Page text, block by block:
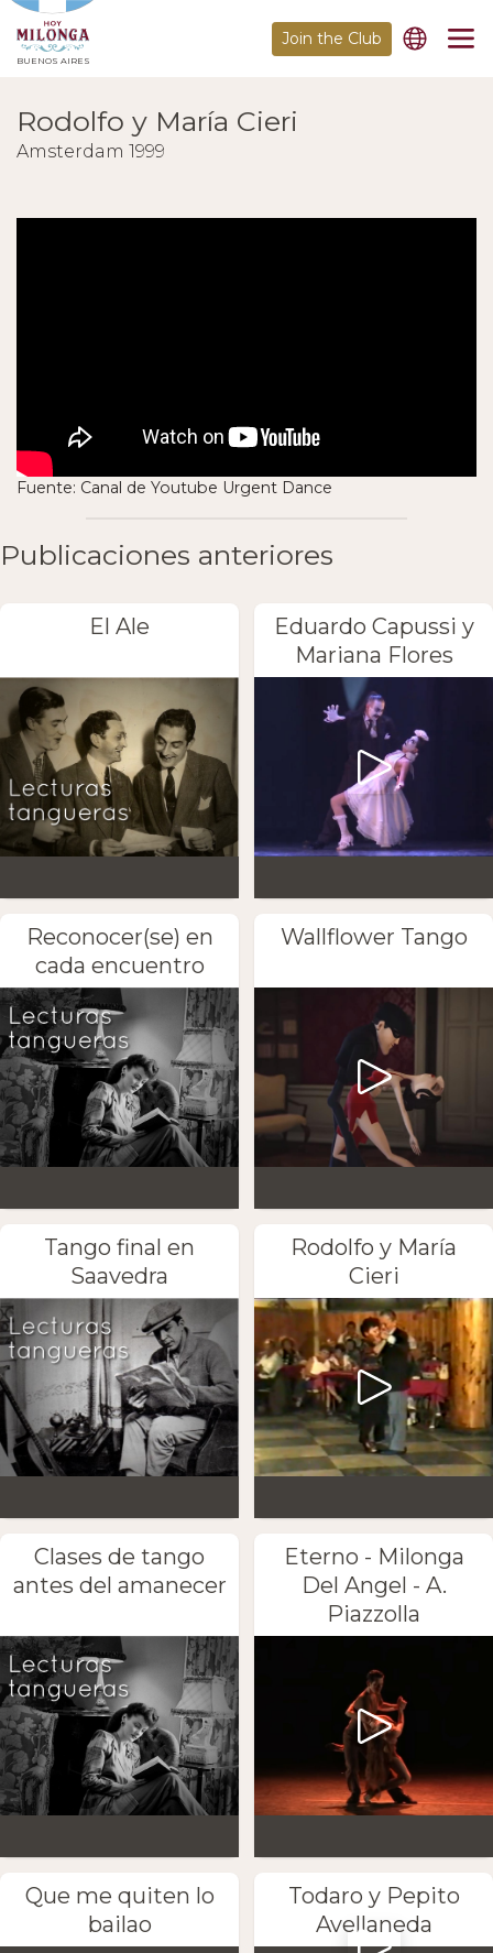
BUENOS AIRES
Join the Club
Rodolfo y María Cieri
Amsterdam 1999
Fuente: Canal de Youtube Urgent Dance
Publicaciones anteriores
El Ale
Eduardo Capussi y
Mariana Flores
Reconocer(se) en
cada encuentro
Wallflower Tango
Tango final en
Saavedra
Rodolfo y María
Cieri
Clases de tango
antes del amanecer
Eterno - Milonga
Del Angel - A.
Piazzolla
Que me quiten lo
bailao
Todaro y Pepito
Avellaneda